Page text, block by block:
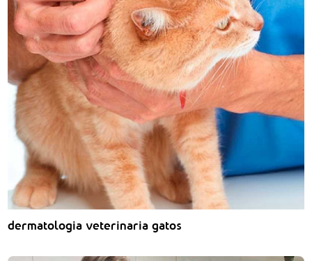
dermatologia veterinaria gatos